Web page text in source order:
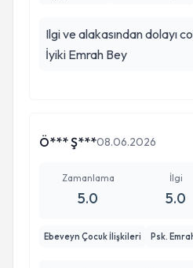
Ilgi ve alakasından dolayı
İyiki Emrah Bey
Ö*** Ş***08.06.2026
Zamanlama
5.0
İlgi
5.0
Ebeveyn Çocuk İlişkileri Psk.